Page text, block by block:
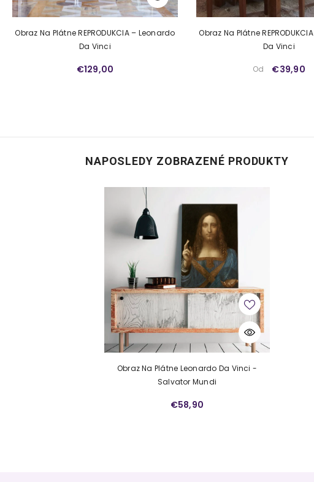
Obraz Na Plátne REPRODUKCIA – Leonardo
Da Vinci
€129,00
Obraz Na Plátne
Da Vinci
Od €39,90
NAPOSLEDY ZOBRAZENÉ PRODUKTY
Obraz Na Plátne Leonardo Da Vinci -
Salvator Mundi
€58,90